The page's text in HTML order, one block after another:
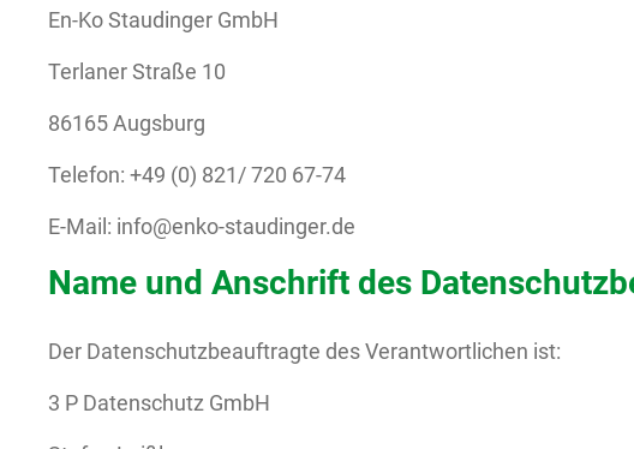
En-Ko Staudinger GmbH
Terlaner Straße 10
86165 Augsburg
Telefon: +49 (0) 821/ 720 67-74
E-Mail: info@enko-staudinger.de
Name und Anschrift des
Der Datenschutzbeauftragte des Verantwortlichen ist:
3 P Datenschutz GmbH